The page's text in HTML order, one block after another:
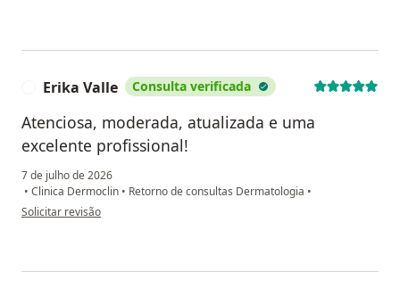
Erika Valle Consulta verificada
Atenciosa, moderada, atualizada e uma
excelente profissional!
7 de julho de 2026
• Clinica Dermoclin • Retorno de consultas Dermatologia •
na opinião do utilizador Erika Valle
Solicitar revisão